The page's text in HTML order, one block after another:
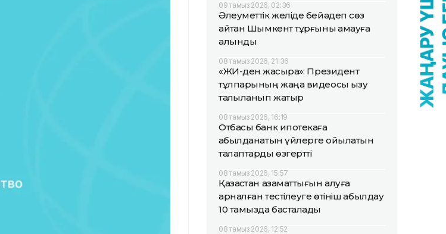
09 тамыз 2026, 02:36
Әлеуметтік желіде бейәдеп сөз
айтқан Шымкент тұрғыны қамауға
алынды
08 тамыз 2026, 21:36
«ЖИ-ден жақсырақ»: Президент
тұлпарының жаңа видеосы қызу
талқыланып жатыр
08 тамыз 2026, 16:19
Отбасы банк ипотекаға
қабылданатын үйлерге қойылатын
талаптарды өзгертті
08 тамыз 2026, 15:57
Қазақстан азаматтығын алуға
арналған тестілеуге өтініш қабылдау
10 тамызда басталады
08 тамыз 2026, 12:52